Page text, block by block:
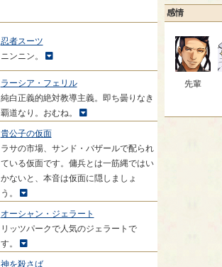
忍者スーツ
ニンニン。
ラーシア・フェリル
純白正義的絶対教導主義。即ち曇りなき
覇道なり。おむね。
貴公子の仮面
ラサの市場、サンド・バザールで配られ
ている仮面です。傭兵とは一筋縄ではい
かないと、本音は仮面に隠しましょ
う。
オーシャン・ジェラート
リッツパークで人気のジェラートで
す。
神を殺さば
感情
先輩